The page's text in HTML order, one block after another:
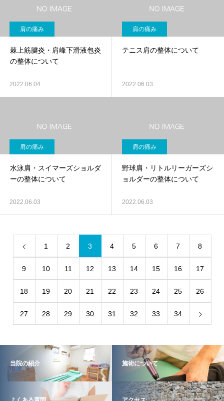
肩の痛み
棘上筋腱炎・肩峰下滑液包炎
の整体について
2022.06.04
肩の痛み
テニス肩の整体について
2022.06.03
肩の痛み
水泳肩・スイマーズショルダ
ーの整体について
2022.06.03
肩の痛み
野球肩・リトルリーガーズシ
ョルダーの整体について
2022.06.03
1 2 3 4 5 6 7 8
9 10 11 12 13 14 15 16 17
18 19 20 21 22 23 24 25 26
27 28 29 30 31 32 33 34
当院の紹介 施術について